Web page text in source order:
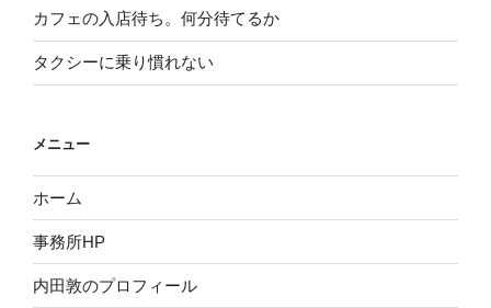
カフェの入店待ち。何分待てるか
タクシーに乗り慣れない
メニュー
ホーム
事務所HP
内田敦のプロフィール